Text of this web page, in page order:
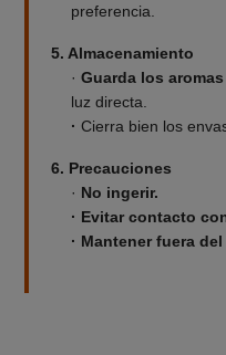
preferencia.
5. Almacenamiento
· Guarda los aromas
luz directa.
· Cierra bien los
6. Precauciones
· No ingerir.
· Evitar contacto
· Mantener fuera